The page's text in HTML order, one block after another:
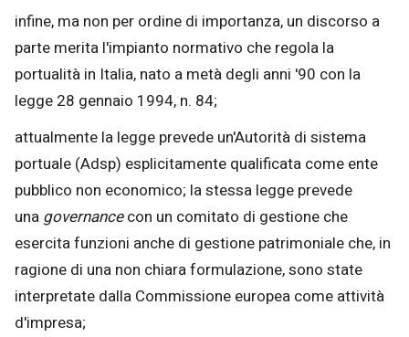
infine, ma non per ordine di importanza, un discorso a
parte merita l'impianto normativo che regola la
portualità in Italia, nato a metà degli anni '90 con la
legge 28 gennaio 1994, n. 84;
attualmente la legge prevede un'Autorità di sistema
portuale (Adsp) esplicitamente qualificata come ente
pubblico non economico; la stessa legge prevede
una governancecon un comitato di gestione che
esercita funzioni anche di gestione patrimoniale che, in
ragione di una non chiara formulazione, sono state
interpretate dalla Commissione europea come attività
d'impresa;